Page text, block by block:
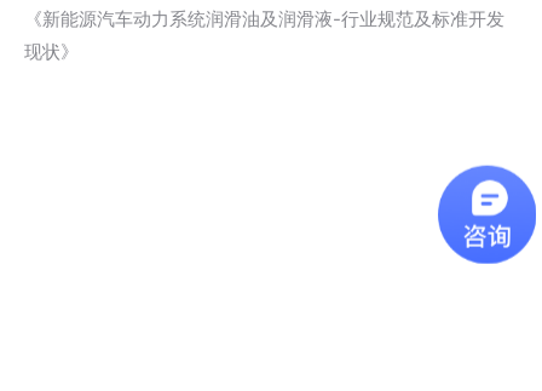
《新能源汽车动力系统润滑油及润滑液-行业规范及标准开发
现状》